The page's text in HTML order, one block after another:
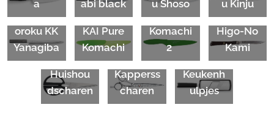
a
abi black
u Shoso
u Kinju
Seki Mag
oroku KK
Yanagiba
KAI Pure
Komachi
KAI Pure
Komachi
2
KAIShun
Higo-No
Kami
KAI
Huishou
dscharen
Kasho
Kapperss
charen
KAI
Keukenh
ulpjes